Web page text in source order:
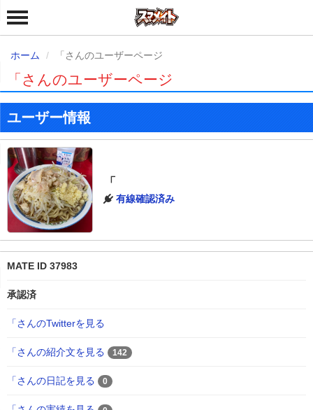
ホーム 「さんのユーザーページ
「さんのユーザーページ
ユーザー情報
「
有線確認済み
MATE ID 37983
承認済
「さんのTwitterを見る
「さんの紹介文を見る 142
「さんの日記を見る 0